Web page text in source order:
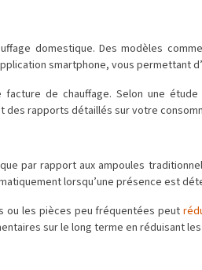
domestique. Des modèles
smartphone, vous permettant
de chauffage. Selon une
rapports détaillés sur votre
par rapport aux ampoules
lorsqu’une présence est
ou les pièces peu fréquentées peut
sur le long terme en réduisant